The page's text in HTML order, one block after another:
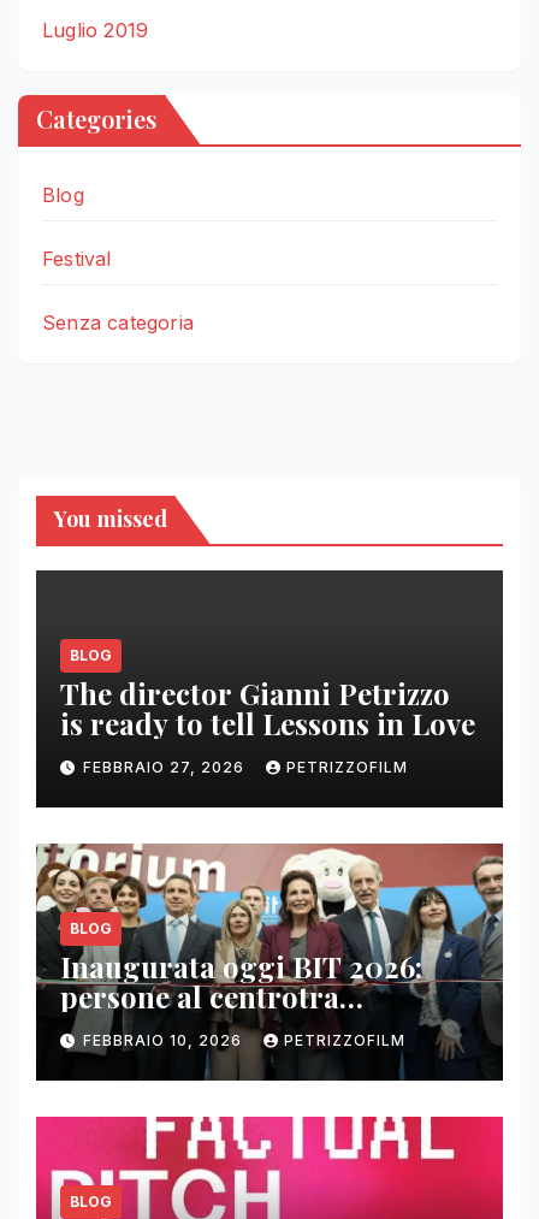
Luglio 2019
Categories
Blog
Festival
Senza categoria
You missed
BLOG
The director Gianni Petrizzo
is ready to tell Lessons in Love
FEBBRAIO 27, 2026 PETRIZZOFILM
BLOG
Inaugurata oggi BIT 2026:
persone al centrotra
contenuti, relazioni e business
FEBBRAIO 10, 2026 PETRIZZOFILM
BLOG